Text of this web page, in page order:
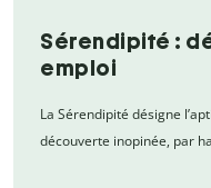
Sérendipité :
emploi
La Sérendipité désigne
découverte inopinée, par